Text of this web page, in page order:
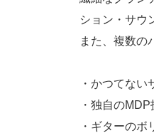
ション・サウ
また、複数の
・かつてな
・独自の
・ギターの